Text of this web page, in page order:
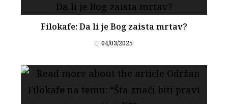
Filokafe: Da li je Bog zaista mrtav?
04/03/2025